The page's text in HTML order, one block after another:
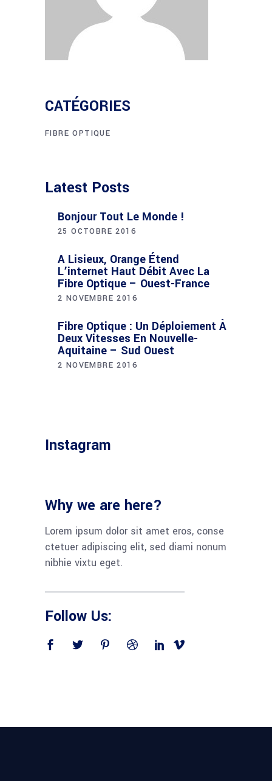
CATÉGORIES
FIBRE OPTIQUE
Latest Posts
Bonjour Tout Le Monde !
25 OCTOBRE 2016
A Lisieux, Orange Étend
L’internet Haut Débit Avec La
Fibre Optique – Ouest-France
2 NOVEMBRE 2016
Fibre Optique : Un Déploiement À
Deux Vitesses En Nouvelle-
Aquitaine – Sud Ouest
2 NOVEMBRE 2016
Instagram
Why we are here?
Lorem ipsum dolor sit amet eros, conse
ctetuer adipiscing elit, sed diami nonum
nibhie vixtu eget.
Follow Us: